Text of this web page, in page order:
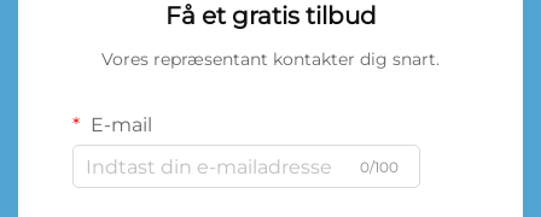
Få et gratis tilbud
Vores repræsentant kontakter dig snart.
E-mail
0/100